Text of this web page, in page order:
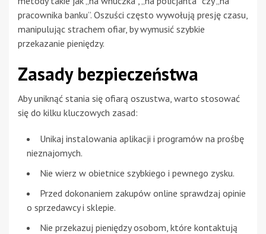
pracownika banku”. Oszuści często wywołują presję czasu,
manipulując strachem ofiar, by wymusić szybkie
przekazanie pieniędzy.
Zasady bezpieczeństwa
Aby uniknąć stania się ofiarą oszustwa, warto stosować
się do kilku kluczowych zasad:
Unikaj instalowania aplikacji i programów na prośbę
nieznajomych.
Nie wierz w obietnice szybkiego i pewnego zysku.
Przed dokonaniem zakupów online sprawdzaj opinie
o sprzedawcy i sklepie.
Nie przekazuj pieniędzy osobom, które kontaktują